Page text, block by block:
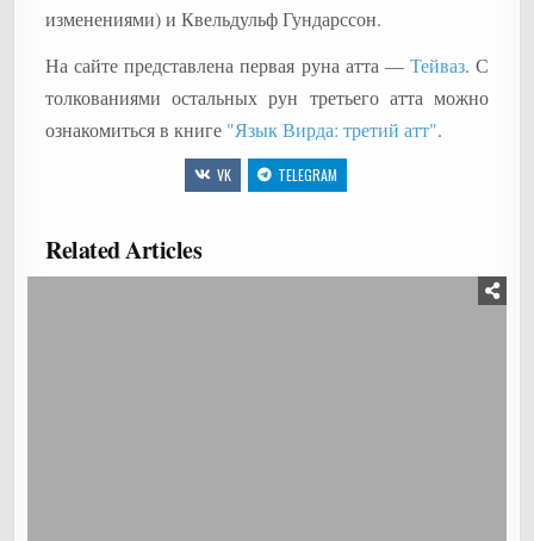
изменениями) и Квельдульф Гундарссон.
На сайте представлена первая руна атта — Тейваз. С
толкованиями остальных рун третьего атта можно
ознакомиться в книге "Язык Вирда: третий атт".
VK TELEGRAM
Related Articles